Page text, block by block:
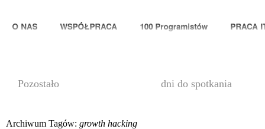
Pozostało dni do spotkania
Archiwum Tagów: growth hacking